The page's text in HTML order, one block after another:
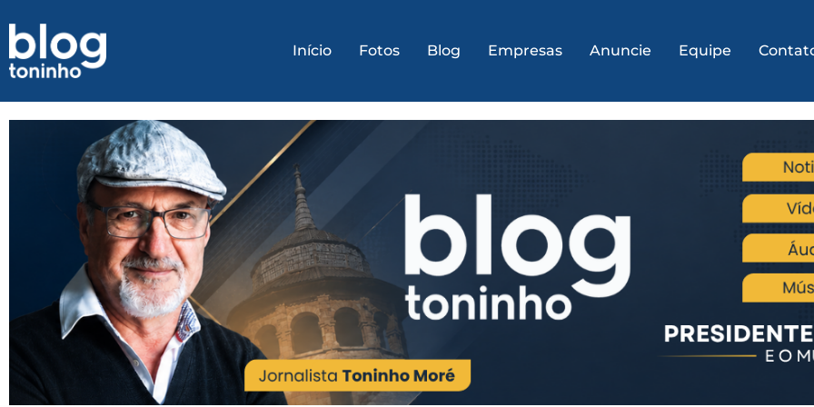
Início Fotos Blog Empresas Anuncie Equipe